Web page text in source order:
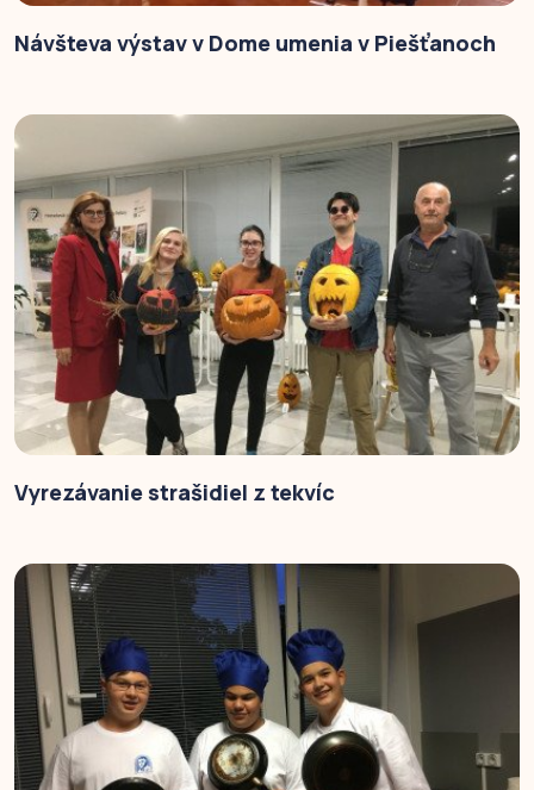
Návšteva výstav v Dome umenia v Piešťanoch
Vyrezávanie strašidiel z tekvíc